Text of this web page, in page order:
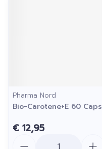
Pharma Nord
Bio-Carotene+E 60 Caps
€ 12,95